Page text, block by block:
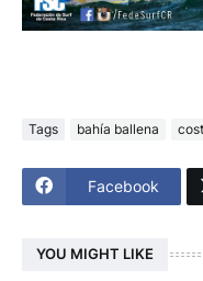
Tags bahía ballena
Facebook
YOU MIGHT LIKE